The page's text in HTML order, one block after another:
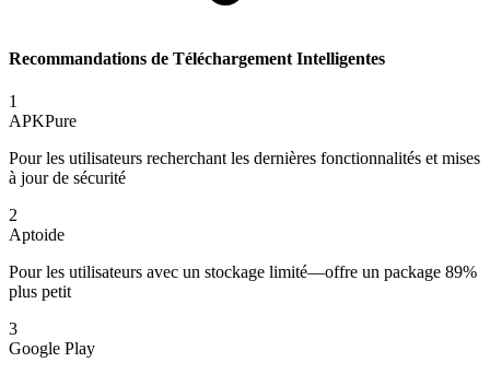
Recommandations de Téléchargement Intelligentes
1
APKPure
Pour les utilisateurs recherchant les dernières fonctionnalités et mises
à jour de sécurité
2
Aptoide
Pour les utilisateurs avec un stockage limité—offre un package 89%
plus petit
3
Google Play